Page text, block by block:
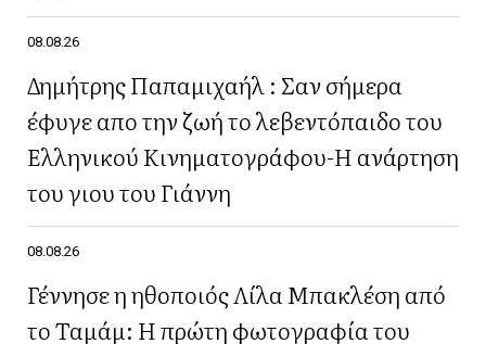
08.08.26
Δημήτρης Παπαμιχαήλ : Σαν σήμερα
έφυγε απο την ζωή το λεβεντόπαιδο του
Ελληνικού Κινηματογράφου-Η ανάρτηση
του γιου του Γιάννη
08.08.26
Γέννησε η ηθοποιός Λίλα Μπακλέση από
το Ταμάμ: Η πρώτη φωτογραφία του